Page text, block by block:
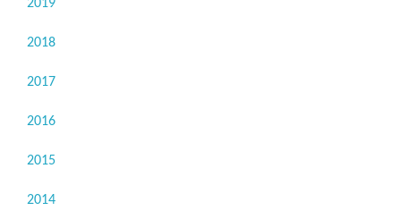
2019
2018
2017
2016
2015
2014